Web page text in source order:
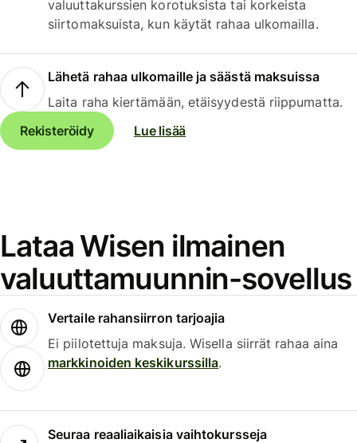
valuuttakurssien korotuksista tai korkeista
siirtomaksuista, kun käytät rahaa ulkomailla.
Lähetä rahaa ulkomaille ja säästä maksuissa
Laita raha kiertämään, etäisyydestä riippumatta.
Rekisteröidy
Lue lisää
Lataa Wisen ilmainen
valuuttamuunnin-sovellus
Vertaile rahansiirron tarjoajia
Ei piilotettuja maksuja. Wisella siirrät rahaa aina
markkinoiden keskikurssilla.
Seuraa reaaliaikaisia vaihtokursseja